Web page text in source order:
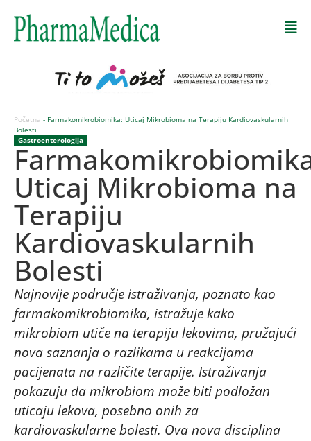
Početna - Farmakomikrobiomika: Uticaj Mikrobioma na Terapiju Kardiovaskularnih
Bolesti
Gastroenterologija
Uticaj Mikrobioma na
Terapiju
Kardiovaskularnih
Bolesti
Najnovije područje istraživanja, poznato kao
farmakomikrobiomika, istražuje kako
mikrobiom utiče na terapiju lekovima, pružajući
nova saznanja o razlikama u reakcijama
pacijenata na različite terapije. Istraživanja
pokazuju da mikrobiom može biti podložan
uticaju lekova, posebno onih za
kardiovaskularne bolesti. Ova nova disciplina